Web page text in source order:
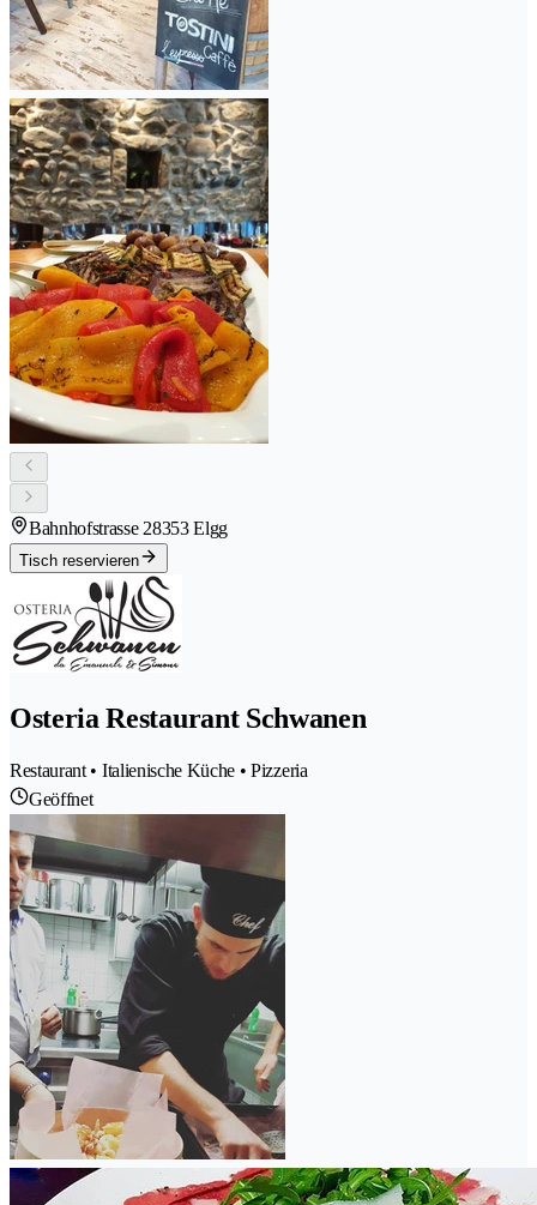
Bahnhofstrasse 28353 Elgg
Tisch reservieren
Osteria Restaurant Schwanen
Restaurant • Italienische Küche • Pizzeria
Geöffnet